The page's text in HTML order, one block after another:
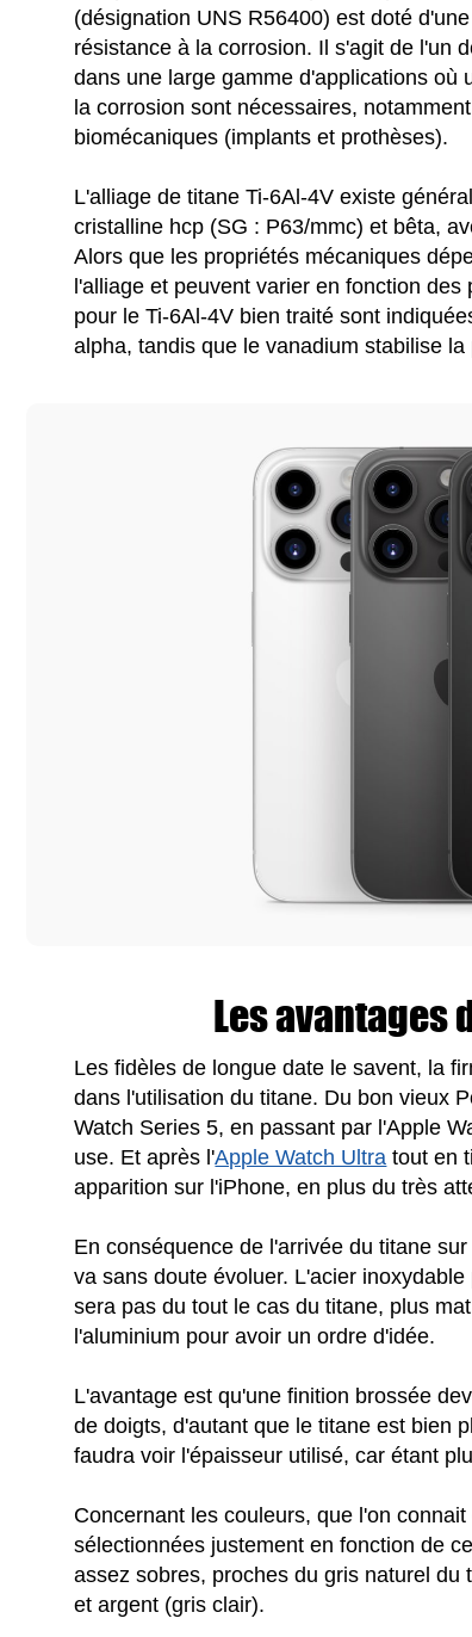
(désignation UNS R56400) est doté
résistance à la corrosion. Il s'agit de l'un
dans une large gamme d'applications où
la corrosion sont nécessaires,
biomécaniques (implants et prothèses).
L'alliage de titane Ti-6Al-4V existe
cristalline hcp (SG : P63/mmc) et bêta,
Alors que les propriétés mécaniques
l'alliage et peuvent varier en fonction
pour le Ti-6Al-4V bien traité sont
alpha, tandis que le vanadium stabilise la
Les avantages
Les fidèles de longue date le savent, la
dans l'utilisation du titane. Du bon vieux
Watch Series 5, en passant par l'Apple
use. Et après l'Apple Watch Ultra tout en
apparition sur l'iPhone, en plus du très
En conséquence de l'arrivée du titane
va sans doute évoluer. L'acier
sera pas du tout le cas du titane, plus
l'aluminium pour avoir un ordre d'idée.
L'avantage est qu'une finition brossée
de doigts, d'autant que le titane est bien
faudra voir l'épaisseur utilisé, car étant
Concernant les couleurs, que l'on
sélectionnées justement en fonction de
assez sobres, proches du gris naturel du
et argent (gris clair).